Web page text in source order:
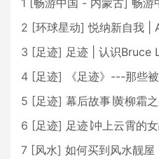
1 [畅游中国 - 内蒙古] 畅游
2 [环球星动] 悦纳新自我 |
3 [足迹] 足迹 | 认识Bruce
4 [足迹]
《足迹》---那些
5 [足迹] 幕后故事∣黄柳霜
6 [足迹] 足迹∣冲上云霄的
7 [风水] 如何买到风水靓